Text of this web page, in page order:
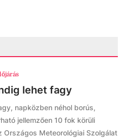
lehet fagy
napközben néhol borús,
jellemzően 10 fok körüli
Országos Meteorológiai Szolgálat